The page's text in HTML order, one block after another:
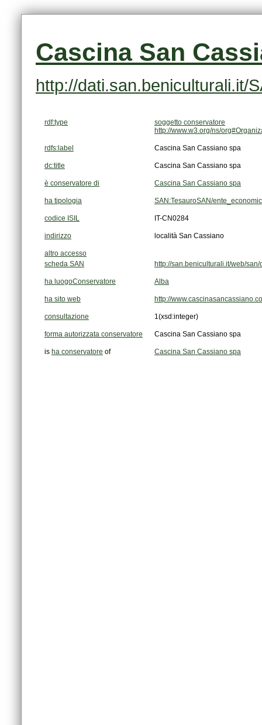
Cascina San
http://dati.san.beniculturali.it/
rdf:type
soggetto conservatore
http://www.w3.org/ns/
rdfs:label Cascina San Cassiano spa
dc:title Cascina San Cassiano spa
è conservatore di Cascina San Cassiano spa
ha tipologia SAN:TesauroSAN/
codice ISIL IT-CN0284
indirizzo località San Cassiano
altro accesso
scheda SAN
http://san.beniculturali.it/web/
ha luogoConservatore Alba
ha sito web http://
consultazione 1(xsd:integer)
forma autorizzata conservatore Cascina San Cassiano spa
is ha conservatore of Cascina San Cassiano spa